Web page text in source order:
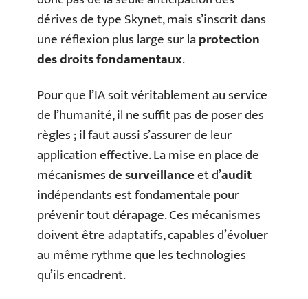
dérives de type Skynet, mais s’inscrit dans
une réflexion plus large sur laprotection
des droits fondamentaux.
Pour que l’IA soit véritablement au service
de l’humanité, il ne suffit pas de poser des
règles ; il faut aussi s’assurer de leur
application effective. La mise en place de
mécanismes desurveillanceet d’audit
indépendants est fondamentale pour
prévenir tout dérapage. Ces mécanismes
doivent être adaptatifs, capables d’évoluer
au même rythme que les technologies
qu’ils encadrent.